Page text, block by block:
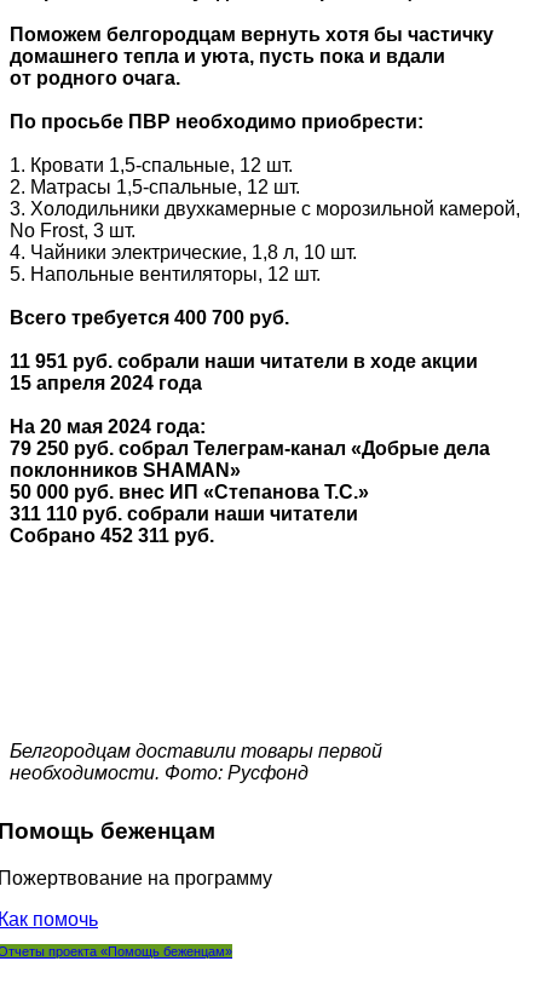
Поможем белгородцам вернуть хотя бы частичку
домашнего тепла и уюта, пусть пока и вдали
от родного очага.
По просьбе ПВР необходимо приобрести:
1. Кровати 1,5-спальные, 12 шт.
2. Матрасы 1,5-спальные, 12 шт.
3. Холодильники двухкамерные с морозильной камерой,
No Frost, 3 шт.
4. Чайники электрические, 1,8 л, 10 шт.
5. Напольные вентиляторы, 12 шт.
Всего требуется 400 700 руб.
11 951 руб. собрали наши читатели в ходе акции
15 апреля 2024 года
На 20 мая 2024 года:
79 250 руб. собрал Телеграм-канал «Добрые дела
поклонников SHAMAN»
50 000 руб. внес ИП «Степанова Т.С.»
311 110 руб. собрали наши читатели
Собрано 452 311 руб.
Белгородцам доставили товары первой
необходимости. Фото: Русфонд
беженцам
на программу
помочь
проекта «Помощь беженцам»